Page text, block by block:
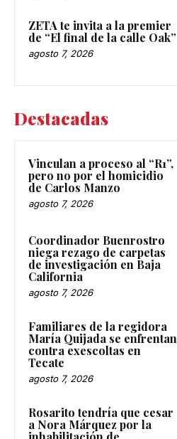
ZETA te invita a la premier
de “El final de la calle Oak”
agosto 7, 2026
Destacadas
Vinculan a proceso al “R1”,
pero no por el homicidio
de Carlos Manzo
agosto 7, 2026
Coordinador Buenrostro
niega rezago de carpetas
de investigación en Baja
California
agosto 7, 2026
Familiares de la regidora
María Quijada se enfrentan
contra exescoltas en
Tecate
agosto 7, 2026
Rosarito tendría que cesar
a Nora Márquez por la